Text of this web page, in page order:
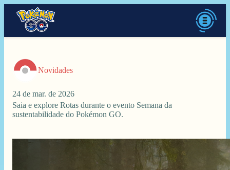
Novidades
24 de mar. de 2026
Saia e explore Rotas durante o evento Semana da
sustentabilidade do Pokémon GO.